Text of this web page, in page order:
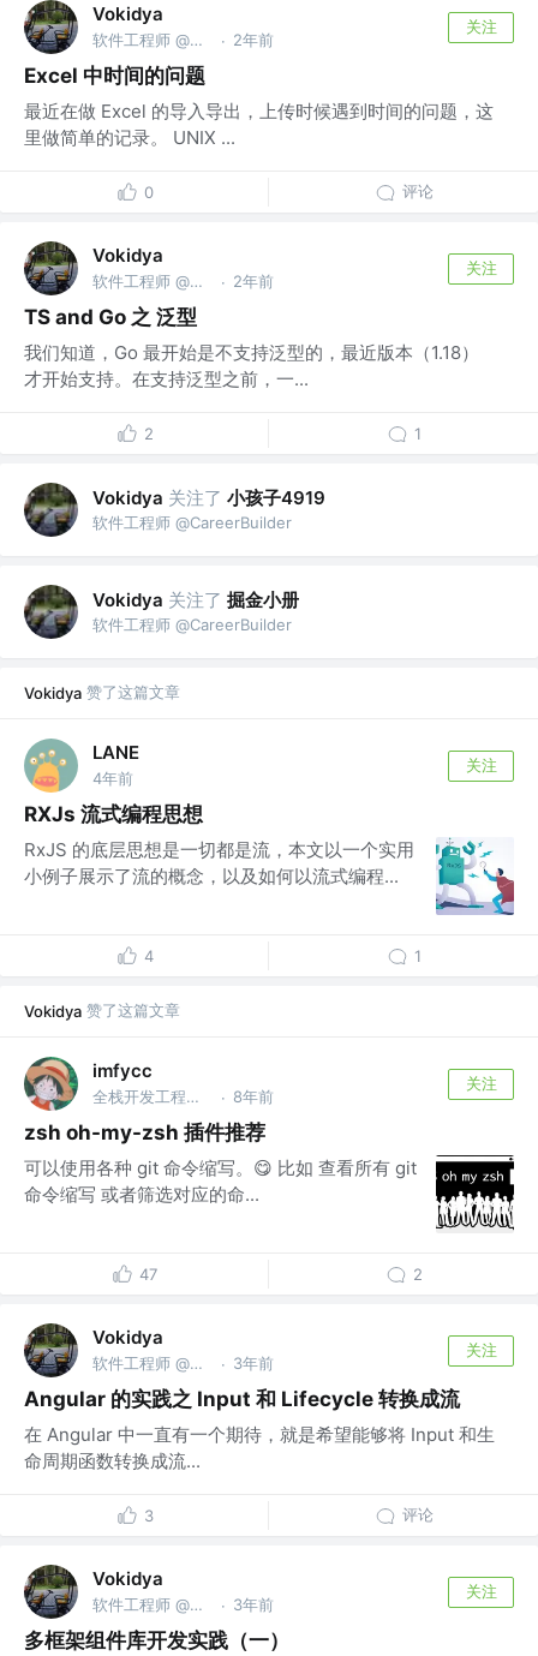
Vokidya
软件工程师 @CareerBuilder · 2年前
关注
Excel 中时间的问题
最近在做 Excel 的导入导出，上传时候遇到时间的问题，这
里做简单的记录。 UNIX ...
0 评论
Vokidya
软件工程师 @CareerBuilder · 2年前
关注
TS and Go 之 泛型
我们知道，Go 最开始是不支持泛型的，最近版本（1.18）
才开始支持。在支持泛型之前，一...
2 1
Vokidya 关注了 小孩子4919
软件工程师 @CareerBuilder
Vokidya 关注了 掘金小册
软件工程师 @CareerBuilder
Vokidya 赞了这篇文章
LANE
4年前
关注
RXJs 流式编程思想
RxJS 的底层思想是一切都是流，本文以一个实用
小例子展示了流的概念，以及如何以流式编程...
4 1
Vokidya 赞了这篇文章
imfycc
全栈开发工程师 @字节跳动 💃🏻 · 8年前
关注
zsh oh-my-zsh 插件推荐
可以使用各种 git 命令缩写。😋 比如 查看所有 git
命令缩写 或者筛选对应的命...
47 2
Vokidya
软件工程师 @CareerBuilder · 3年前
关注
Angular 的实践之 Input 和 Lifecycle 转换成流
在 Angular 中一直有一个期待，就是希望能够将 Input 和生
命周期函数转换成流...
3 评论
Vokidya
软件工程师 @CareerBuilder · 3年前
关注
多框架组件库开发实践（一）